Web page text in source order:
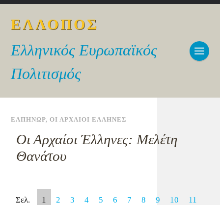
ΕΛΛΟΠΟΣ
Ελληνικός Ευρωπαϊκός
Πολιτισμός
ΕΛΠΗΝΩΡ,ΟΙ ΑΡΧΑΙΟΙ ΕΛΛΗΝΕΣ
Οι Αρχαίοι Έλληνες: Μελέτη
Θανάτου
Σελ. 1 2 3 4 5 6 7 8 9 10 11